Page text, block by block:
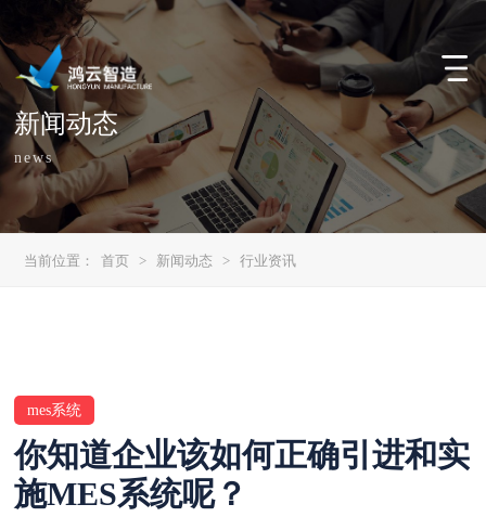
新闻动态
news
当前位置： 首页 > 新闻动态 > 行业资讯
mes系统
你知道企业该如何正确引进和实
施MES系统呢？